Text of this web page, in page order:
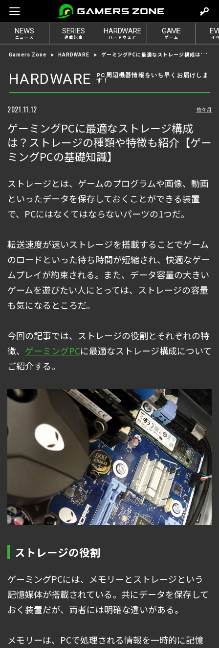
e
t
o
o
i
n
NEWS
ニュース
SERIES
連載記事
HARDWARE
ハードウェア
GAME
ゲーム イ
Gamers Zone HARDWARE ゲーミングPCに最適なストレージ構成は？ストレージの種類や特徴も紹介【ゲーミングPCの基礎知識】
HARDWARE PC周辺機器情報をいち早くお届けしま
す！
2021.11.12 佐々月
ゲーミングPCに最適なストレージ構成
は？ストレージの種類や特徴も紹介【ゲー
ミングPCの基礎知識】
ストレージとは、ゲームのプログラムや画像、動画
といったデータを保存しておくことができる装置
で、PCにはなくてはならないパーツの1つだ。
転送速度が速いストレージを搭載することでゲーム
のロードといった待ち時間が短縮され、快適なゲー
ムプレイが約束される。また、データ容量の大きい
ゲームを遊びたい人にとっては、ストレージの容量
も気になるところだ。
今回の記事では、ストレージの役割とそれぞれの特
徴、 ゲーミングPCに最適なストレージ構成について
ご紹介する。
ストレージの役割
ゲーミングPCには、メモリーとストレージという
記憶媒体が搭載されている。共にデータを保存して
おく装置だが、両者には明確な違いがある。
メモリーは、PCで処理される情報を一時的に記憶